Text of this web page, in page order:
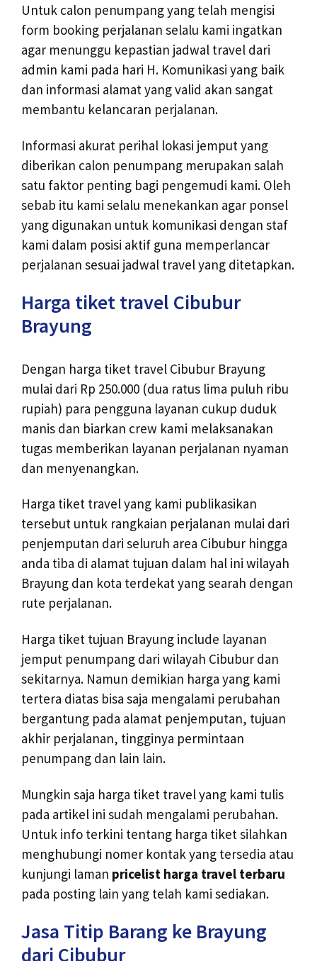
Untuk calon penumpang yang telah mengisi
form booking perjalanan selalu kami ingatkan
agar menunggu kepastian jadwal travel dari
admin kami pada hari H. Komunikasi yang baik
dan informasi alamat yang valid akan sangat
membantu kelancaran perjalanan.
Informasi akurat perihal lokasi jemput yang
diberikan calon penumpang merupakan salah
satu faktor penting bagi pengemudi kami. Oleh
sebab itu kami selalu menekankan agar ponsel
yang digunakan untuk komunikasi dengan staf
kami dalam posisi aktif guna memperlancar
perjalanan sesuai jadwal travel yang ditetapkan.
Harga tiket travel Cibubur
Brayung
Dengan harga tiket travel Cibubur Brayung
mulai dari Rp 250.000 (dua ratus lima puluh ribu
rupiah) para pengguna layanan cukup duduk
manis dan biarkan crew kami melaksanakan
tugas memberikan layanan perjalanan nyaman
dan menyenangkan.
Harga tiket travel yang kami publikasikan
tersebut untuk rangkaian perjalanan mulai dari
penjemputan dari seluruh area Cibubur hingga
anda tiba di alamat tujuan dalam hal ini wilayah
Brayung dan kota terdekat yang searah dengan
rute perjalanan.
Harga tiket tujuan Brayung include layanan
jemput penumpang dari wilayah Cibubur dan
sekitarnya. Namun demikian harga yang kami
tertera diatas bisa saja mengalami perubahan
bergantung pada alamat penjemputan, tujuan
akhir perjalanan, tingginya permintaan
penumpang dan lain lain.
Mungkin saja harga tiket travel yang kami tulis
pada artikel ini sudah mengalami perubahan.
Untuk info terkini tentang harga tiket silahkan
menghubungi nomer kontak yang tersedia atau
kunjungi laman pricelist harga travel terbaru
pada posting lain yang telah kami sediakan.
Jasa Titip Barang ke Brayung
dari Cibubur